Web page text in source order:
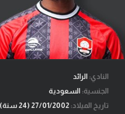
أخبار
مباريات
ميركاتو
فانتازي في الجول
مسابقة التوقعات
النادي: الرائد
الجنسية: السعودية
تاريخ الميلاد: